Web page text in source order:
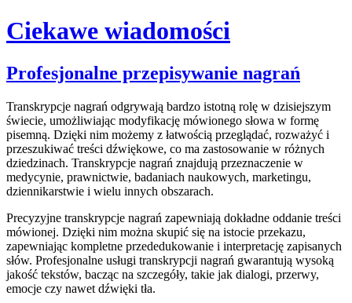
Ciekawe wiadomości
Skip
to
Profesjonalne przepisywanie nagrań
Transkrypcje nagrań odgrywają bardzo istotną rolę w dzisiejszym
świecie, umożliwiając modyfikację mówionego słowa w formę
pisemną. Dzięki nim możemy z łatwością przeglądać, rozważyć i
przeszukiwać treści dźwiękowe, co ma zastosowanie w różnych
dziedzinach. Transkrypcje nagrań znajdują przeznaczenie w
medycynie, prawnictwie, badaniach naukowych, marketingu,
dziennikarstwie i wielu innych obszarach.
Precyzyjne transkrypcje nagrań zapewniają dokładne oddanie treści
mówionej. Dzięki nim można skupić się na istocie przekazu,
zapewniając kompletne przededukowanie i interpretację zapisanych
słów. Profesjonalne usługi transkrypcji nagrań gwarantują wysoką
jakość tekstów, bacząc na szczegóły, takie jak dialogi, przerwy,
emocje czy nawet dźwięki tła.